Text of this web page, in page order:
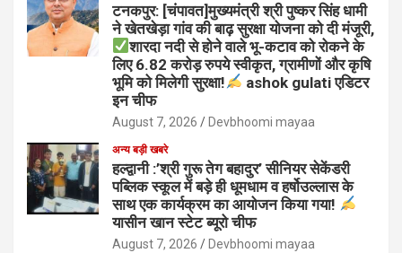
टनकपुर: [चंपावत]मुख्यमंत्री श्री पुष्कर सिंह धामी
ने खेतखेड़ा गांव की बाढ़ सुरक्षा योजना को दी मंजूरी,
शारदा नदी से होने वाले भू-कटाव को रोकने के
लिए 6.82 करोड़ रुपये स्वीकृत, ग्रामीणों और कृषि
भूमि को मिलेगी सुरक्षा!
ashok gulati एडिटर
इन चीफ
August 7, 2026 Devbhoomi mayaa
अन्य बड़ी खबरे
हल्द्वानी :’श्री गुरू तेग बहादुर’ सीनियर सेकेंडरी
पब्लिक स्कूल में बड़े ही धूमधाम व हर्षोउल्लास के
साथ एक कार्यक्रम का आयोजन किया गया!
यासीन खान स्टेट ब्यूरो चीफ
August 7, 2026 Devbhoomi mayaa